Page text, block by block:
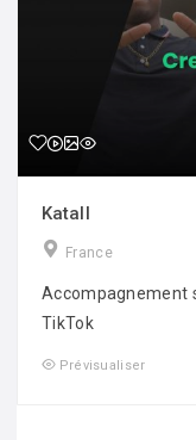
Katall
France
Accompagnement
TikTok
Prévisualiser